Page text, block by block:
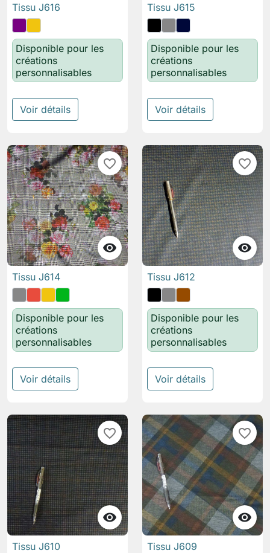
Tissu J616
Disponible pour les
créations
personnalisables
Voir détails
Tissu J615
Disponible pour les
créations
personnalisables
Voir détails

favorite_border
Tissu J614
Disponible pour les
créations
personnalisables
Voir détails

favorite_border
Tissu J612
Disponible pour les
créations
personnalisables
Voir détails

favorite_border
Tissu J610

favorite_border
Tissu J609